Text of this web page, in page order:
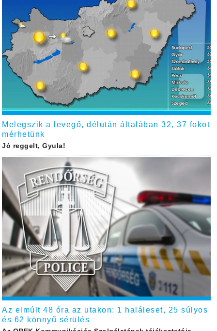
Melegszik a levegő, délután általában 32, 37 fokot
mérhetünk
Jó reggelt, Gyula!
Az elmúlt 48 óra az utakon: 1 haláleset, 25 súlyos
és 62 könnyű sérülés